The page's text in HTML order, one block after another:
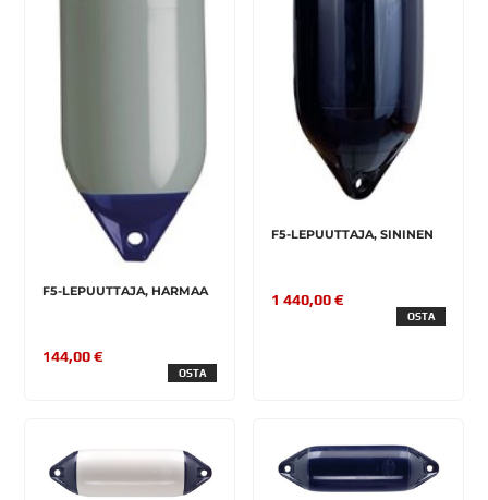
F5-LEPUUTTAJA, HARMAA
144,00 €
OSTA
F5-LEPUUTTAJA, SININEN
1 440,00 €
OSTA